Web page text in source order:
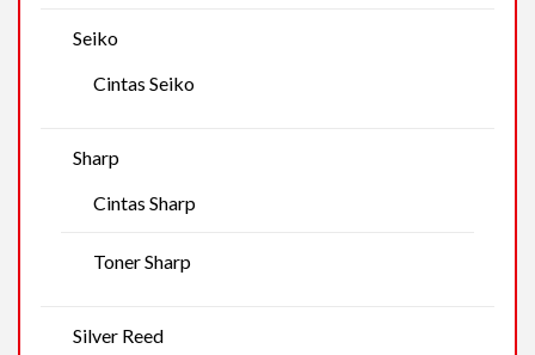
Seiko
Cintas Seiko
Sharp
Cintas Sharp
Toner Sharp
Silver Reed